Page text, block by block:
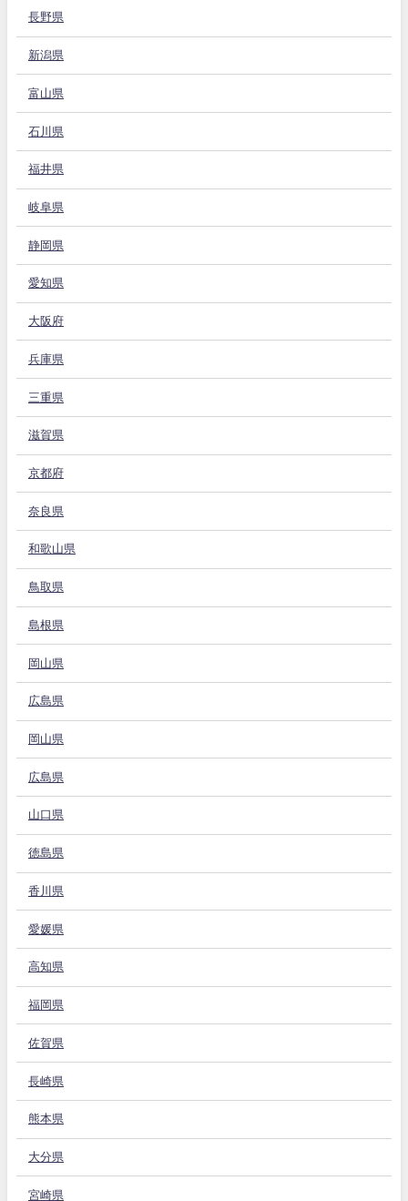
長野県
新潟県
富山県
石川県
福井県
岐阜県
静岡県
愛知県
大阪府
兵庫県
三重県
滋賀県
京都府
奈良県
和歌山県
鳥取県
島根県
岡山県
広島県
岡山県
広島県
山口県
徳島県
香川県
愛媛県
高知県
福岡県
佐賀県
長崎県
熊本県
大分県
宮崎県